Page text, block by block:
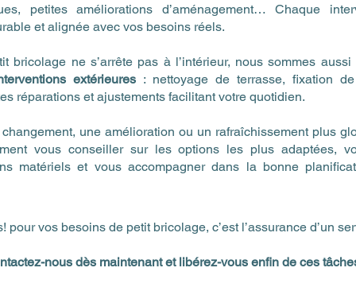
petites améliorations d’aménagement… Chaque
et alignée avec vos besoins réels.
bricolage ne s’arrête pas à l’intérieur, nous sommes
extérieures : nettoyage de terrasse, fixation
réparations et ajustements facilitant votre quotidien.
une amélioration ou un rafraîchissement plus
vous conseiller sur les options les plus adaptées,
matériels et vous accompagner dans la bonne
pour vos besoins de petit bricolage, c’est l’assurance d’un
nous dès maintenant et libérez-vous enfin de ces